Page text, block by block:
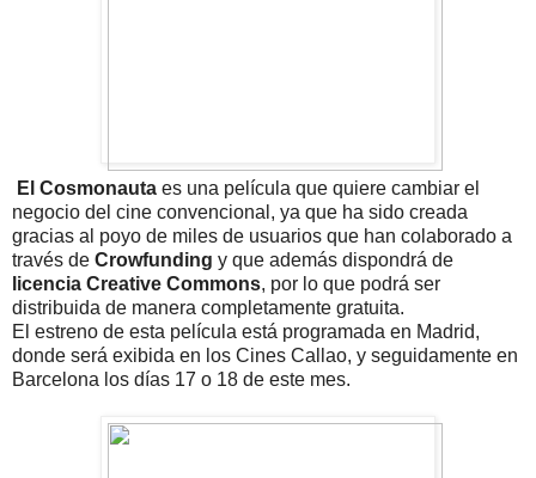
El Cosmonauta es una película que quiere cambiar el
negocio del cine convencional, ya que ha sido creada
gracias al poyo de miles de usuarios que han colaborado a
través de Crowfunding y que además dispondrá de
licencia Creative Commons, por lo que podrá ser
distribuida de manera completamente gratuita.
El estreno de esta película está programada en Madrid,
donde será exibida en los Cines Callao, y seguidamente en
Barcelona los días 17 o 18 de este mes.